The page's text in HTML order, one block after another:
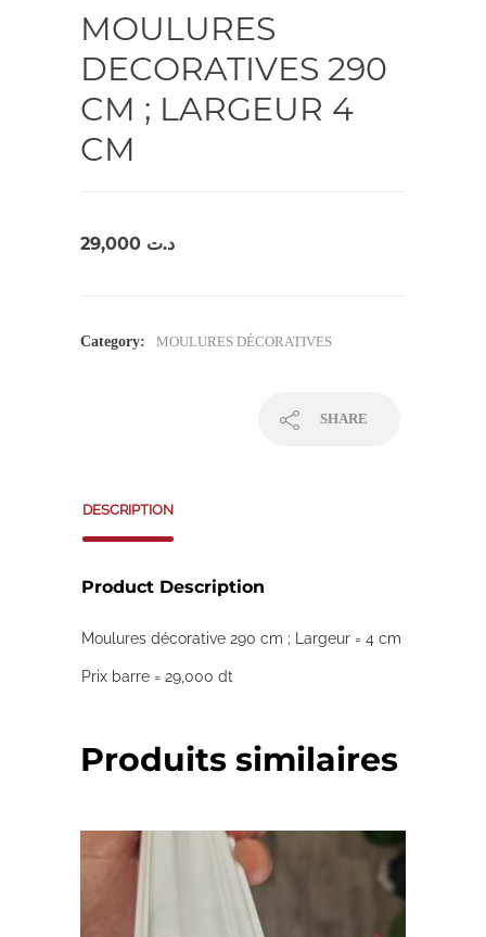
MOULURES
DECORATIVES 290
CM ; LARGEUR 4
CM
د.ت
Category: MOULURES DÉCORATIVES
SHARE
DESCRIPTION
Product Description
Moulures décorative 290 cm ; Largeur = 4 cm
Prix barre = 29,000 dt
Produits similaires